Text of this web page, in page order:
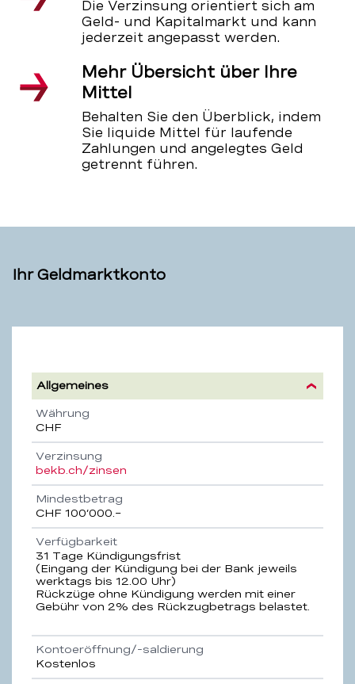
Die Verzinsung orientiert sich am
Geld- und Kapitalmarkt und kann
jederzeit angepasst werden.
Mehr Übersicht über Ihre
Mittel
Behalten Sie den Überblick, indem
Sie liquide Mittel für laufende
Zahlungen und angelegtes Geld
getrennt führen.
Ihr Geldmarktkonto
Allgemeines
Währung
CHF
Verzinsung
bekb.ch/zinsen
Mindestbetrag
CHF 100’000.–
Verfügbarkeit
31 Tage Kündigungsfrist
(Eingang der Kündigung bei der Bank jeweils
werktags bis 12.00 Uhr)
Rückzüge ohne Kündigung werden mit einer
Gebühr von 2% des Rückzugbetrags belastet.
Kontoeröffnung/-saldierung
Kostenlos